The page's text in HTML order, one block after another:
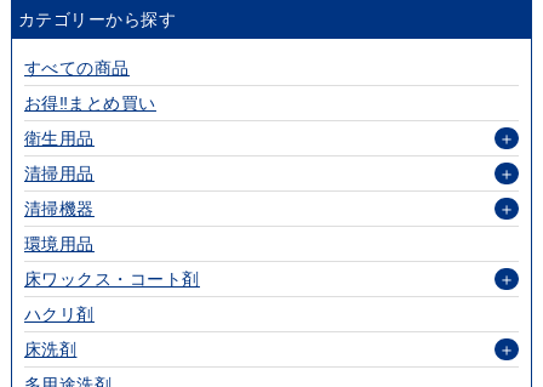
カテゴリーから探す
すべての商品
お得‼まとめ買い
衛生用品
＋
清掃用品
＋
清掃機器
＋
環境用品
床ワックス・コート剤
＋
ハクリ剤
床洗剤
＋